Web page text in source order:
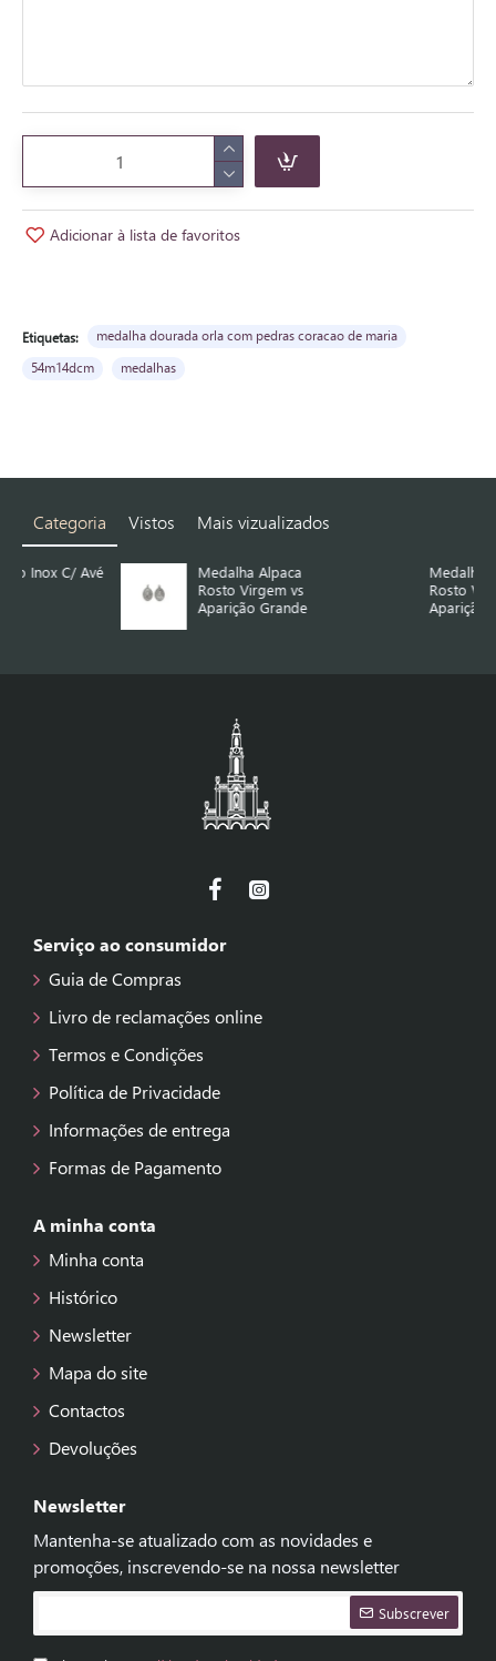
Adicionar à lista de favoritos
Etiquetas:
medalha dourada orla com pedras coracao de maria
54m14dcm
medalhas
Categoria Vistos Mais vizualizados
Medalha Alpaca
Rosto Virgem vs
Aparição Grande
Medalha Alpaca
Rosto Virgem vs
Aparição Média
Serviço ao consumidor
Guia de Compras
Livro de reclamações online
Termos e Condições
Política de Privacidade
Informações de entrega
Formas de Pagamento
A minha conta
Minha conta
Histórico
Newsletter
Mapa do site
Contactos
Devoluções
Newsletter
Mantenha-se atualizado com as novidades e
promoções, inscrevendo-se na nossa newsletter
Subscrever